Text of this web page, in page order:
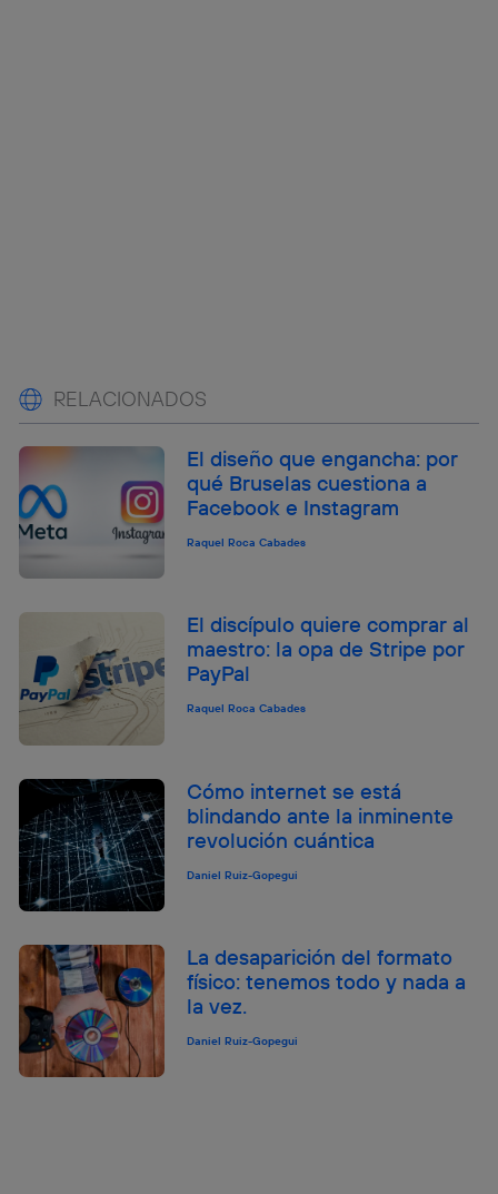
RELACIONADOS
El diseño que engancha: por
qué Bruselas cuestiona a
Facebook e Instagram
Raquel Roca Cabades
El discípulo quiere comprar al
maestro: la opa de Stripe por
PayPal
Raquel Roca Cabades
Cómo internet se está
blindando ante la inminente
revolución cuántica
Daniel Ruiz-Gopegui
La desaparición del formato
físico: tenemos todo y nada a
la vez.
Daniel Ruiz-Gopegui